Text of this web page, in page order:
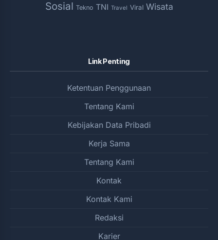
Sosial Tekno TNI Travel Viral Wisata
Link Penting
Ketentuan Penggunaan
Tentang Kami
Kebijakan Data Pribadi
Kerja Sama
Tentang Kami
Kontak
Kontak Kami
Redaksi
Karier